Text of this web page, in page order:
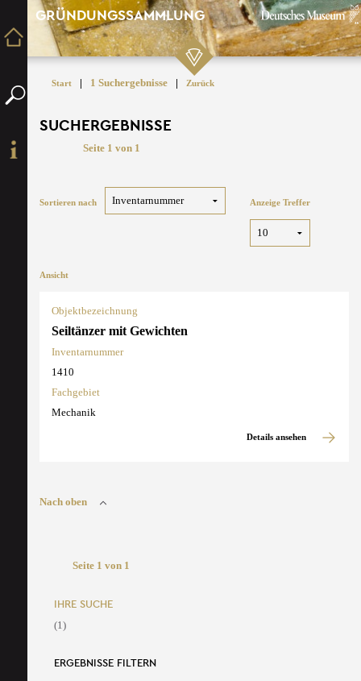
GRÜNDUNGSSAMMLUNG
Start | 1 Suchergebnisse | Zurück
SUCHERGEBNISSE
Seite 1 von 1
Sortieren nach Anzeige Treffer
Ansicht
Objektbezeichnung
Seiltänzer mit Gewichten
Inventarnummer
1410
Fachgebiet
Mechanik
Details ansehen
Nach oben
Seite 1 von 1
IHRE SUCHE
(1)
ERGEBNISSE FILTERN